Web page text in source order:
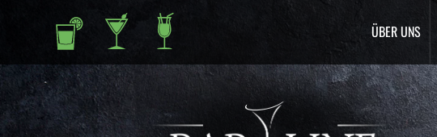
ÜBER UNS